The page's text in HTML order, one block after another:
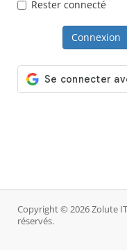
Rester connecté
Copyright © 2026 Zolute
réservés.